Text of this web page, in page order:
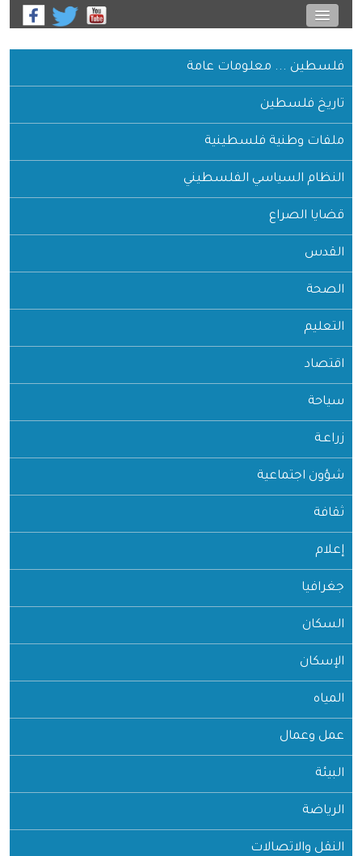
فلسطين ... معلومات عامة
تاريخ فلسطين
ملفات وطنية فلسطينية
النظام السياسي الفلسطيني
قضايا الصراع
القدس
الصحة
التعليم
اقتصاد
سياحة
زراعـة
شؤون اجتماعية
ثقافة
إعلام
جغرافيا
السكان
الإسكان
المياه
عمل وعمال
البيئة
الرياضة
النقل والاتصالات